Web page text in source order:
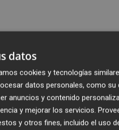
anticipadas en
datos
cookies y tecnologías
datos personales, como su
anuncios y contenido
y mejorar los servicios.
y otros fines, incluido el uso